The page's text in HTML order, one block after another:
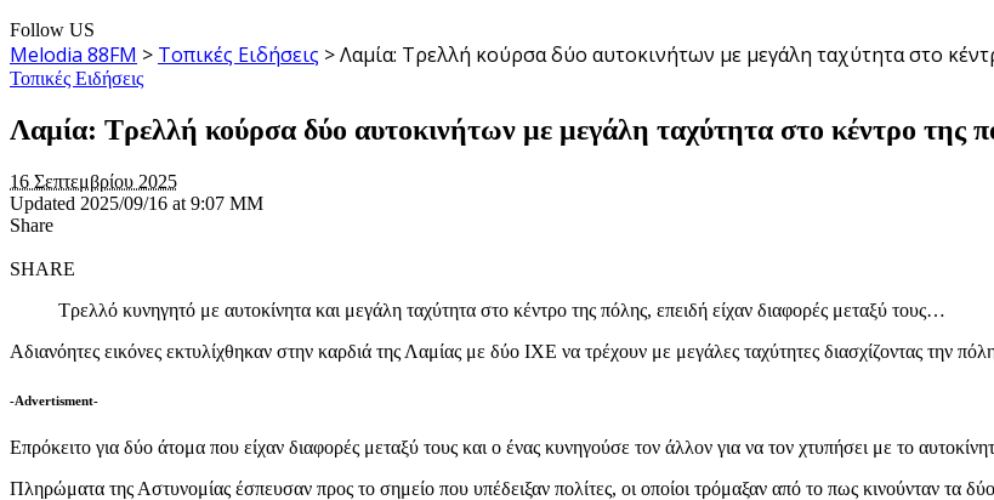
Follow US
Melodia 88FM > Τοπικές Ειδήσεις >Λαμία: Τρελλή κούρσα δύο αυτοκινήτων με μεγάλη ταχύτητα στο
Τοπικές Ειδήσεις
Λαμία: Τρελλή κούρσα δύο αυτοκινήτων με μεγάλη ταχύτητα στο κέντρο της
16 Σεπτεμβρίου 2025
Updated 2025/09/16 at 9:07 ΜΜ
Share
SHARE
Τρελλό κυνηγητό με αυτοκίνητα και μεγάλη ταχύτητα στο κέντρο της πόλης, επειδή είχαν διαφορές μεταξύ τους…
Αδιανόητες εικόνες εκτυλίχθηκαν στην καρδιά της Λαμίας με δύο ΙΧΕ να τρέχουν με μεγάλες ταχύτητες διασχίζοντας την
-Advertisment-
Επρόκειτο για δύο άτομα που είχαν διαφορές μεταξύ τους και ο ένας κυνηγούσε τον άλλον για να τον χτυπήσει με το
Πληρώματα της Αστυνομίας έσπευσαν προς το σημείο που υπέδειξαν πολίτες, οι οποίοι τρόμαξαν από το πως κινούνταν τα